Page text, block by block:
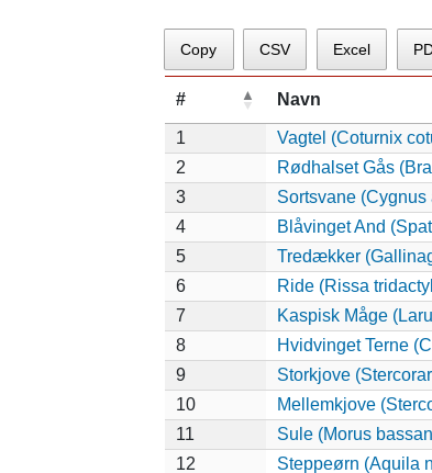
Copy CSV Excel
# Navn
1 Vagtel (Coturnix
2
Rødhalset Gås
3
Sortsvane (Cygnus
4
Blåvinget And
5
Tredækker
6
Ride (Rissa
7
Kaspisk Måge
8
Hvidvinget Terne
9
Storkjove
10
Mellemkjove
11
Sule (Morus
12
Steppeørn (Aquila